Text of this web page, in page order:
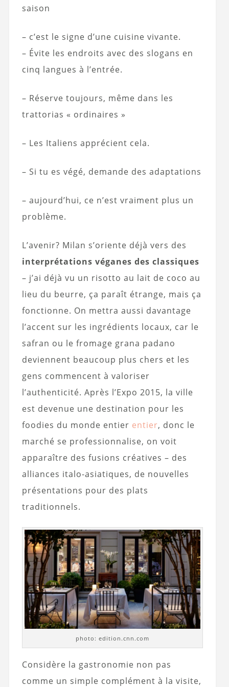
saison
– c’est le signe d’une cuisine vivante.
– Évite les endroits avec des slogans en
cinq langues à l’entrée.
– Réserve toujours, même dans les
trattorias « ordinaires »
– Les Italiens apprécient cela.
– Si tu es végé, demande des adaptations
– aujourd’hui, ce n’est vraiment plus un
problème.
L’avenir? Milan s’oriente déjà vers des
interprétations véganes des classiques
– j’ai déjà vu un risotto au lait de coco au
lieu du beurre, ça paraît étrange, mais ça
fonctionne. On mettra aussi davantage
l’accent sur les ingrédients locaux, car le
safran ou le fromage grana padano
deviennent beaucoup plus chers et les
gens commencent à valoriser
l’authenticité. Après l’Expo 2015, la ville
est devenue une destination pour les
foodies du monde entier entier, donc le
marché se professionnalise, on voit
apparaître des fusions créatives – des
alliances italo-asiatiques, de nouvelles
présentations pour des plats
traditionnels.
photo: edition.cnn.com
Considère la gastronomie non pas
comme un simple complément à la visite,